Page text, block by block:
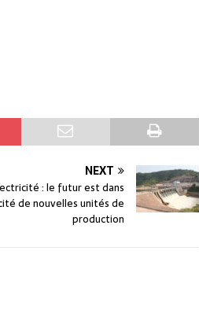
NEXT
: le futur est dans
de nouvelles unités de
production